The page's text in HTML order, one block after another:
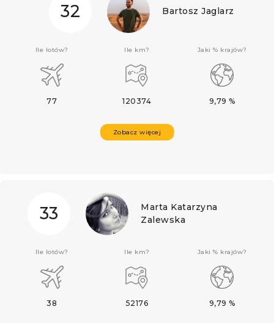
32 Bartosz Jaglarz
Zobacz więcej
Ile lotów?
77
Ile km?
120374
Jaki % krajów?
9,79 %
33
Marta Katarzyna
Zalewska
Ile lotów?
38
Ile km?
52176
Jaki % krajów?
9,79 %